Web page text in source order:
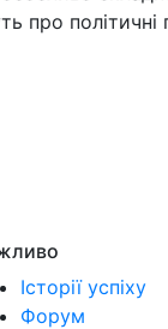
політичні
Історії успіху
Форум